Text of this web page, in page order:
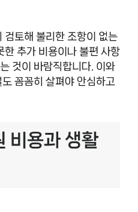
검토해 불리한 조항이 없는
한 추가 비용이나 불편 사항
것이 바람직합니다. 이와
꼼꼼히 살펴야 안심하고
비용과 생활